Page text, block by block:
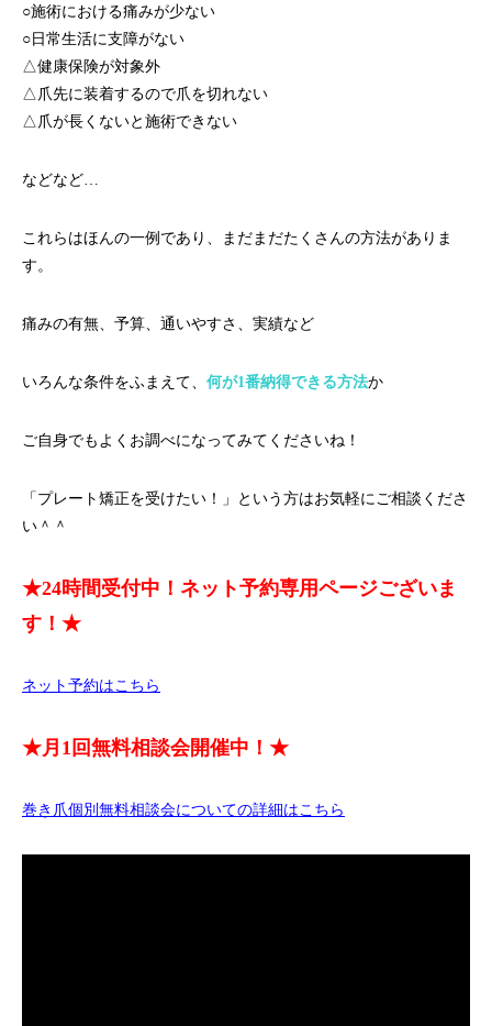
○施術における痛みが少ない
○日常生活に支障がない
△健康保険が対象外
△爪先に装着するので爪を切れない
△爪が長くないと施術できない
などなど…
これらはほんの一例であり、まだまだたくさんの方法がありま
す。
痛みの有無、予算、通いやすさ、実績など
いろんな条件をふまえて、 何が1番納得できる方法か
ご自身でもよくお調べになってみてくださいね！
「プレート矯正を受けたい！」という方はお気軽にご相談くださ
い＾＾
★24時間受付中！ネット予約専用ページございま
す！★
ネット予約はこちら
★月1回無料相談会開催中！★
巻き爪個別無料相談会についての詳細はこちら